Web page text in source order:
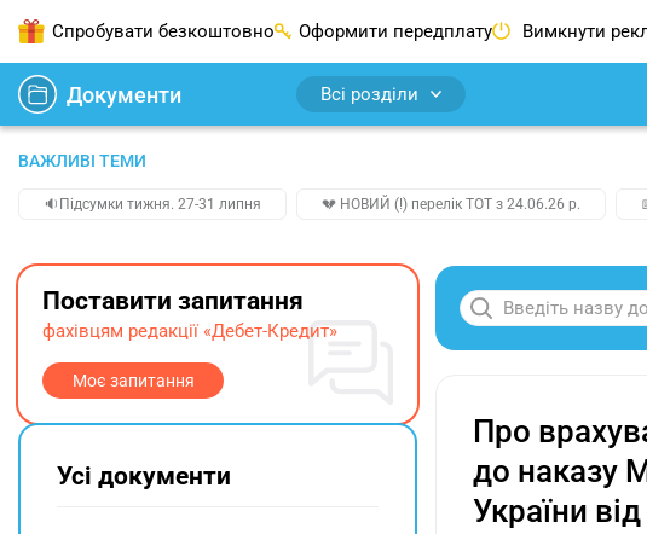
Спробувати безкоштовно Оформити передплату Вимкнути
Документи Всі розділи
ВАЖЛИВІ ТЕМИ
🔉Підсумки тижня. 27-31 липня 💔 НОВИЙ (!) перелік ТОТ з 24.06.26 р.
Про
до наказу
України
Поставити запитання
фахівцям редакції «Дебет-Кредит»
Моє запитання
Усі документи